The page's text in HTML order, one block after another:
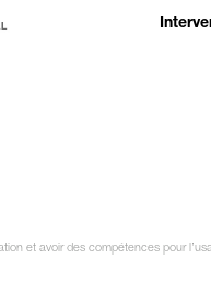
et avoir des compétences pour